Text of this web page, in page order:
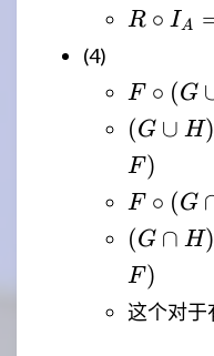
H =
\circ
(G
\circ
H)
G^{-1}
F^{-1}
R
= R
=
I_A
\circ
R
R ∘ IA
(4)
F
\circ
(G
\cup
H)
= F
\circ
G
\cup
F ∘ (G
(G
\cup
H)
\circ
F =
(G
\circ
F)
(G ∪ H)
F )
F
\circ
(G
\cap
H)
F ∘ (G
(G
\cap
H)
\circ
(G ∩ H)
F )
这个对于